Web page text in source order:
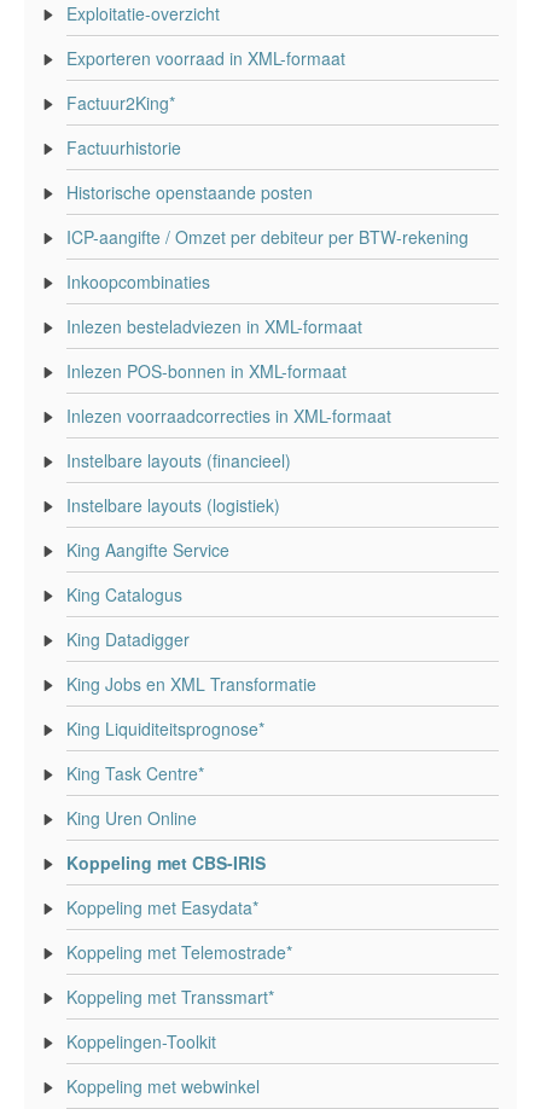
Exploitatie-overzicht
Exporteren voorraad in XML-formaat
Factuur2King*
Factuurhistorie
Historische openstaande posten
ICP-aangifte / Omzet per debiteur per BTW-rekening
Inkoopcombinaties
Inlezen besteladviezen in XML-formaat
Inlezen POS-bonnen in XML-formaat
Inlezen voorraadcorrecties in XML-formaat
Instelbare layouts (financieel)
Instelbare layouts (logistiek)
King Aangifte Service
King Catalogus
King Datadigger
King Jobs en XML Transformatie
King Liquiditeitsprognose*
King Task Centre*
King Uren Online
Koppeling met CBS-IRIS
Koppeling met Easydata*
Koppeling met Telemostrade*
Koppeling met Transsmart*
Koppelingen-Toolkit
Koppeling met webwinkel